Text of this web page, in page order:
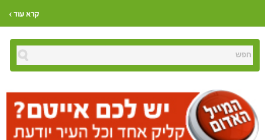
קרא עוד ›